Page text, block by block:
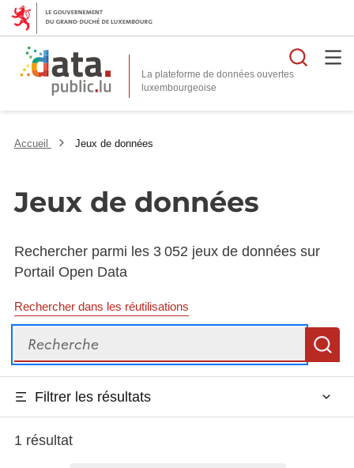
La plateforme de données ouvertes
Accueil Jeux de données
Jeux de données
Rechercher parmi les 3 052 jeux de données sur
Portail Open Data
Rechercher dans les réutilisations
Recherche
Filtrer les résultats
1 résultat